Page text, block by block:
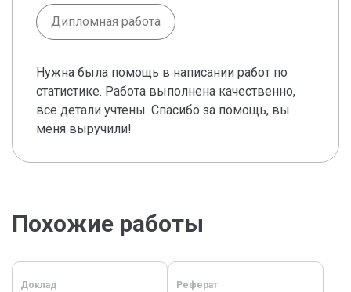
Дипломная работа
Нужна была помощь в написании работ по
статистике. Работа выполнена качественно,
все детали учтены. Спасибо за помощь, вы
меня выручили!
Похожие работы
Доклад Реферат